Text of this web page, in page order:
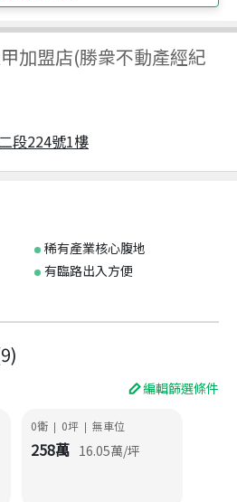
加盟店(勝衆不動產經紀
段224號1樓
稀有產業核心腹地
有臨路出入方便
9)
編輯篩選條件
0衛 | 0坪 | 無車位
258萬 16.05萬/坪